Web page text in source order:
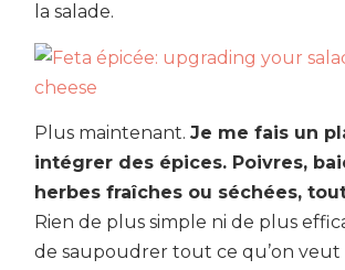
la salade.
Plus maintenant.Je me fais un
intégrer des épices. Poivres,
herbes fraîches ou séchées,
Rien de plus simple ni de plus
de saupoudrer tout ce qu’on veut